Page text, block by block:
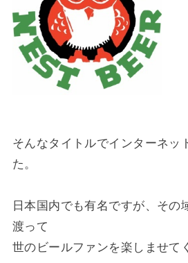
そんなタイトルでインターネッ
た。
日本国内でも有名ですが、その
渡って
世のビールファンを楽しませて